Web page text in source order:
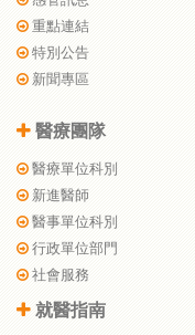
重點連結
特別公告
新聞專區
醫療團隊
醫療單位科別
新進醫師
醫事單位科別
行政單位部門
社會服務
就醫指南